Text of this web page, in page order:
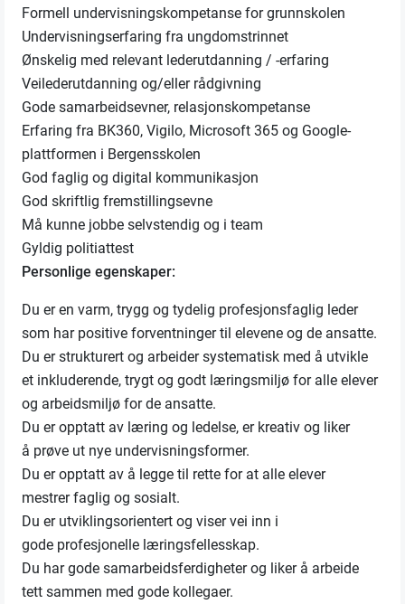
Formell undervisningskompetanse for grunnskolen
Undervisningserfaring fra ungdomstrinnet
Ønskelig med relevant lederutdanning / -erfaring
Veilederutdanning og/eller rådgivning
Gode samarbeidsevner, relasjonskompetanse
Erfaring fra BK360, Vigilo, Microsoft 365 og Google-
plattformen i Bergensskolen
God faglig og digital kommunikasjon
God skriftlig fremstillingsevne
Må kunne jobbe selvstendig og i team
Gyldig politiattest
Personlige egenskaper:
Du er en varm, trygg og tydelig profesjonsfaglig leder
som har positive forventninger til elevene og de ansatte.
Du er strukturert og arbeider systematisk med å utvikle
et inkluderende, trygt og godt læringsmiljø for alle elever
og arbeidsmiljø for de ansatte.
Du er opptatt av læring og ledelse, er kreativ og liker
å prøve ut nye undervisningsformer.
Du er opptatt av å legge til rette for at alle elever
mestrer faglig og sosialt.
Du er utviklingsorientert og viser vei inn i
gode profesjonelle læringsfellesskap.
Du har gode samarbeidsferdigheter og liker å arbeide
tett sammen med gode kollegaer.